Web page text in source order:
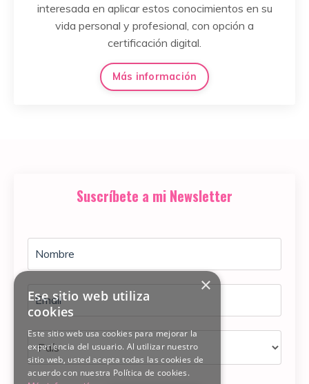
interesada en aplicar estos conocimientos en su
vida personal y profesional, con opción a
certificación digital.
Más información
Suscríbete a mi Newsletter
×
Ese sitio web utiliza
cookies
Este sitio web usa cookies para mejorar la
experiencia del usuario. Al utilizar nuestro
sitio web, usted acepta todas las cookies de
acuerdo con nuestra Política de cookies.